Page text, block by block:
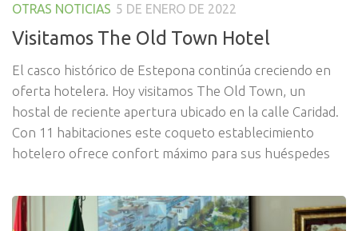
OTRAS NOTICIAS 5 DE ENERO DE 2022
Visitamos The Old Town Hotel
El casco histórico de Estepona continúa creciendo en
oferta hotelera. Hoy visitamos The Old Town, un
hostal de reciente apertura ubicado en la calle Caridad.
Con 11 habitaciones este coqueto establecimiento
hotelero ofrece confort máximo para sus huéspedes